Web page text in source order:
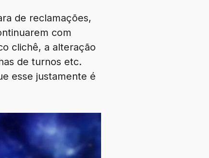
de reclamações,
com
clichê, a alteração
de turnos etc.
esse justamente é